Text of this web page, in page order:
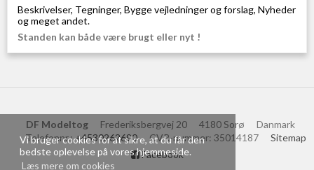
Vi bruger cookies for at sikre, at du får den
bedste oplevelse på vores hjemmeside.
Læs mere om cookies
Beskrivelser, Tegninger, Bygge vejledninger og forslag, Nyheder
og meget andet.
Standen kan både være brugt eller nyt !
DF Modeltog Frederiksbergvej 20 4180 Sorø
Danmark
Telefonnr.: +4530262690 CVR-nummer: 35014187
Sitemap
Facebook